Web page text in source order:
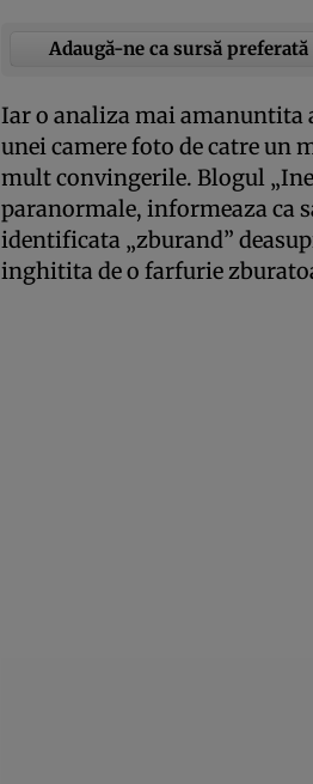
Adaugă-ne ca sursă preferată
Iar o analiza mai
unei camere foto de catre un
mult convingerile. Blogul
paranormale, informeaza ca
identificata „zburand”
inghitita de o farfurie